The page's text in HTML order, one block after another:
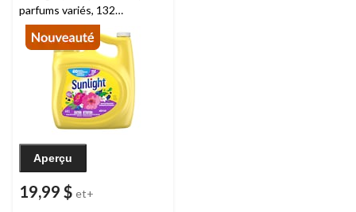
parfums variés, 132
brassées, 4,42 L
Aperçu
19,99 $ et+